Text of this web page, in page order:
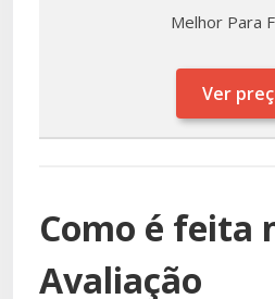
Melhor Para
Ver
Como é feita
Avaliação